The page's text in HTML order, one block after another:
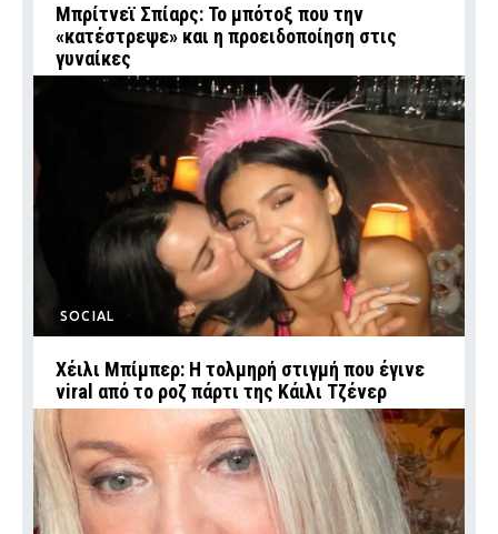
Μπρίτνεϊ Σπίαρς: Το μπότοξ που την
«κατέστρεψε» και η προειδοποίηση στις
γυναίκες
SOCIAL
Χέιλι Μπίμπερ: Η τολμηρή στιγμή που έγινε
viral από το ροζ πάρτι της Κάιλι Τζένερ